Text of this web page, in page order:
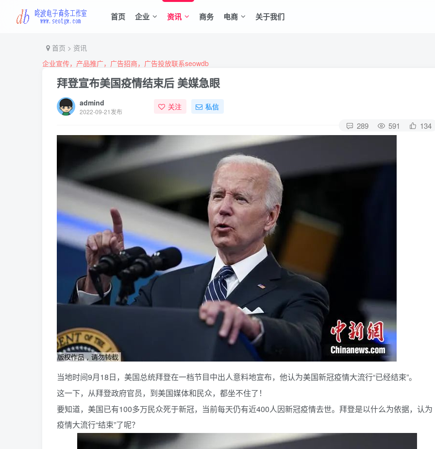
首页 企业 资讯 商务 电商 关于我们
首页 > 资讯
企业宣传，产品推广，广告招商，广告投放联系seowdb
拜登宣布美国疫情结束后 美媒急眼
admind
2022-09-21发布 关注 私信
289 591 134
当地时间9月18日，美国总统拜登在一档节目中出人意料地宣布，他认为美国新冠疫情大流行“已经结束”。
这一下，从拜登政府官员，到美国媒体和民众，都坐不住了！
要知道，美国已有100多万民众死于新冠，当前每天仍有近400人因新冠疫情去世。拜登是以什么为依据，认为
疫情大流行“结束”了呢？